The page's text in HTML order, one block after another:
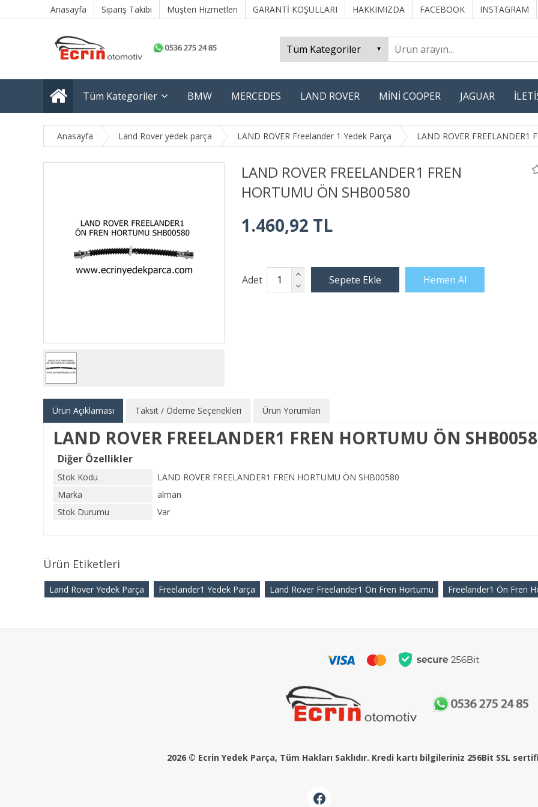
Anasayfa Sipariş Takibi Müşteri Hizmetleri GARANTİ KOŞULLARI HAKKIMIZDA FACEBOOK INSTAGRAM
Tüm Kategoriler BMW MERCEDES LAND ROVER MİNİ COOPER JAGUAR
Anasayfa Land Rover yedek parça LAND ROVER Freelander 1 Yedek Parça LAND ROVER FREELANDER1
LAND ROVER FREELANDER1 FREN
HORTUMU ÖN SHB00580
1.460,92 TL
Adet
Ürün Açıklaması Taksit / Ödeme Seçenekleri Ürün Yorumları
LAND ROVER FREELANDER1 FREN HORTUMU ÖN
Diğer Özellikler
Stok Kodu
LAND ROVER FREELANDER1 FREN HORTUMU ÖN SHB00580
Marka
alman
Stok Durumu
Var
Ürün Etiketleri
Land Rover Yedek Parça Freelander1 Yedek Parça Land Rover Freelander1 Ön Fren Hortumu Freelander1 Ön Fren
2026 © Ecrin Yedek Parça, Tüm Hakları Saklıdır. Kredi kartı bilgileriniz 256Bit SSL